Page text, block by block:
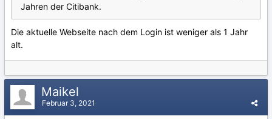
Jahren der Citibank.
Die aktuelle Webseite nach dem Login ist weniger als 1 Jahr
alt.
Maikel
Februar 3, 2021